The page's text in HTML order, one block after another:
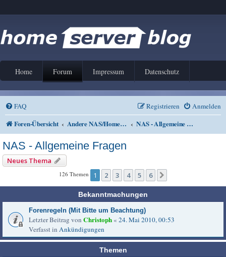
Home Forum Impressum Datenschutz
FAQ Anmelden
Registrieren
Foren-Übersicht Andere NAS/Home Server Lösungen NAS - Allgemeine Fragen
NAS - Allgemeine Fragen
Neues Thema
126 Themen 1 2 3 4 5 6
Bekanntmachungen
Forenregeln (Mit Bitte um Beachtung)
Letzter Beitrag von Christoph « 24. Mai 2010, 00:53
Verfasst in Ankündigungen
Themen